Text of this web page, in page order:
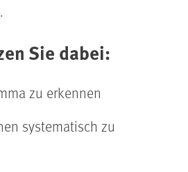
Sie dabei:
zu erkennen
systematisch zu